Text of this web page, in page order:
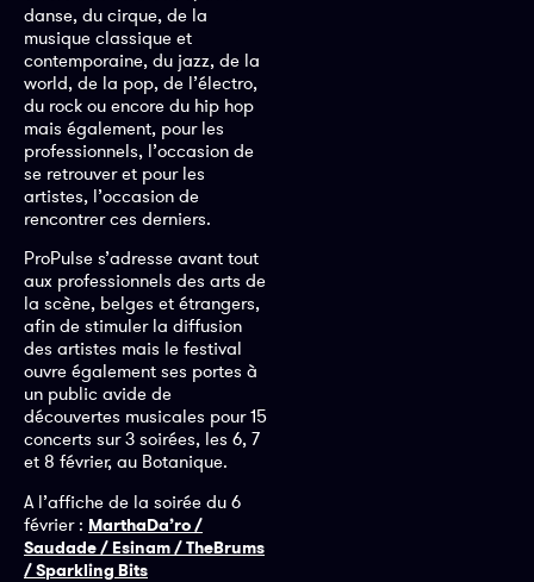
danse, du cirque, de la
musique classique et
contemporaine, du jazz, de la
world, de la pop, de l’électro,
du rock ou encore du hip hop
mais également, pour les
professionnels, l’occasion de
se retrouver et pour les
artistes, l’occasion de
rencontrer ces derniers.
ProPulse s’adresse avant tout
aux professionnels des arts de
la scène, belges et étrangers,
afin de stimuler la diffusion
des artistes mais le festival
ouvre également ses portes à
un public avide de
découvertes musicales pour 15
concerts sur 3 soirées, les 6, 7
et 8 février, au Botanique.
A l’affiche de la soirée du 6
février : MarthaDa’ro /
Saudade / Esinam / TheBrums
/ Sparkling Bits